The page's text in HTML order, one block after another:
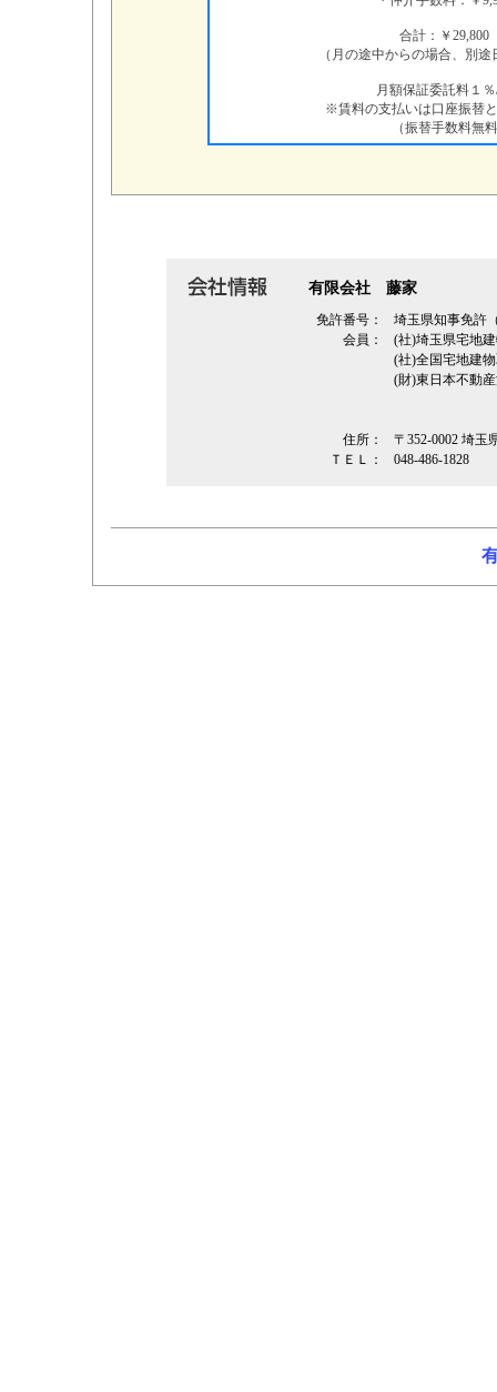
合計：￥29,800
（月の途中からの場合、別
月額保証委託料１
※賃料の支払いは口座振替
（振替手数料無
有限会社 藤家
免許番号：
埼玉県知事免許
会員：
(社)埼玉県宅地
(社)全国宅地建
(財)東日本不動
住所：
〒352-0002 埼玉
ＴＥＬ：
048-486-1828